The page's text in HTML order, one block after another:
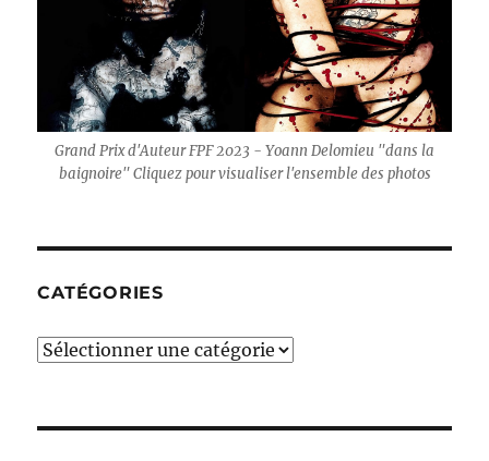
Grand Prix d'Auteur FPF 2023 - Yoann Delomieu "dans la
baignoire" Cliquez pour visualiser l'ensemble des photos
CATÉGORIES
Catégories